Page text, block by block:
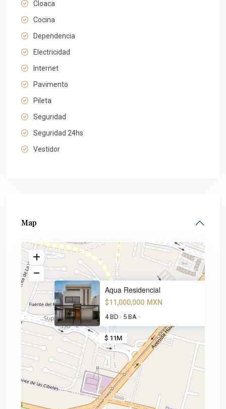
Cloaca
Cocina
Dependencia
Electricidad
Internet
Pavimento
Pileta
Seguridad
Seguridad 24hs
Vestidor
Map
$ 11M
Aqua Residencial
$11,000,000 MXN
4 BD · 5 BA ·